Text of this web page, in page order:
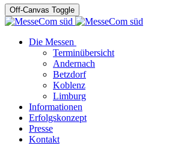
Off-Canvas Toggle
Die Messen
Terminübersicht
Andernach
Betzdorf
Koblenz
Limburg
Informationen
Erfolgskonzept
Presse
Kontakt